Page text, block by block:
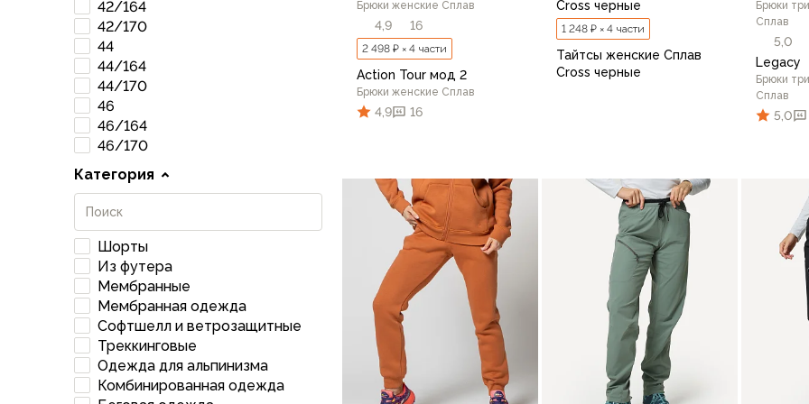
Нижнее белье
Обувь
Мужская обувь
Ботинки
Утепленные
Неутепленные
Полуботинки
Кроссовки
Трейловые кроссовки
Повседневные кроссовки
Кроссовки треккинговые
Сапоги
Зимние
Демисезонные
Болотные сапоги, забродники
Вкладыши
Сандалии
Гамаши, бахилы
42/164
42/170
44
44/164
44/170
46
46/164
46/170
Категория
Шорты
Из футера
Мембранные
Мембранная одежда
Софтшелл и ветрозащитные
Треккинговые
Одежда для альпинизма
Комбинированная одежда
Брюки женские Сплав
4,9 16
2 498 ₽ × 4 части
Action Tour мод 2
Брюки женские Сплав
4,9 16
44/164 44/170 46/170 48/170
В корзину
Cross черные
1 248 ₽ × 4 части
Тайтсы женские Сплав
Cross черные
В корзину
Брюки
Сплав
5,0
Legacy
Брюки
Сплав
5,0